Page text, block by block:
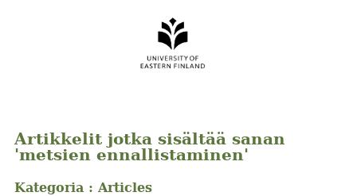
Artikkelit jotka sisältää sanan
'metsien ennallistaminen'
Kategoria : Articles